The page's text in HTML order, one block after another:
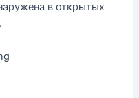
в открытых